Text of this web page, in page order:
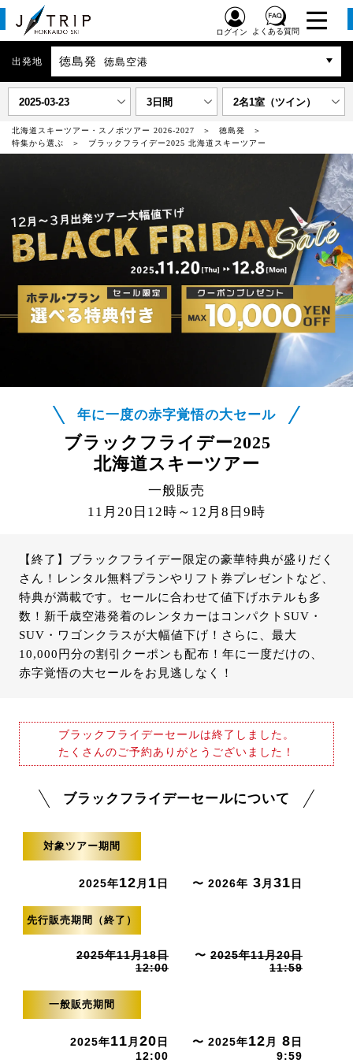
ログイン よくある質問
出発地 徳島発 徳島空港
2025-03-23 3日間 2名1室（ツイン）
北海道スキーツアー・スノボツアー 2026-2027
徳島発
特集から選ぶ
ブラックフライデー2025 北海道スキーツアー
年に一度の赤字覚悟の大セール
ブラックフライデー2025
北海道スキーツアー
一般販売
11月20日12時～12月8日9時
【終了】ブラックフライデー限定の豪華特典が盛りだく
さん！レンタル無料プランやリフト券プレゼントなど、
特典が満載です。セールに合わせて値下げホテルも多
数！新千歳空港発着のレンタカーはコンパクトSUV・
SUV・ワゴンクラスが大幅値下げ！さらに、最大
10,000円分の割引クーポンも配布！年に一度だけの、
赤字覚悟の大セールをお見逃しなく！
ブラックフライデーセールは終了しました。
たくさんのご予約ありがとうございました！
ブラックフライデーセールについて
対象ツアー期間
2025年12 月 1 日 〜 2026年 3 月 31 日
先行販売期間（終了）
2025年11月18日
12:00
〜 2025年11月20日
11:59
一般販売期間
2025年11 月 20 日
12:00
〜 2025年12 月 8 日
9:59